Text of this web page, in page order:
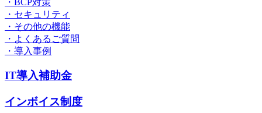
・セキュリティ
・その他の機能
・よくあるご質問
・導入事例
IT導入補助金
インボイス制度